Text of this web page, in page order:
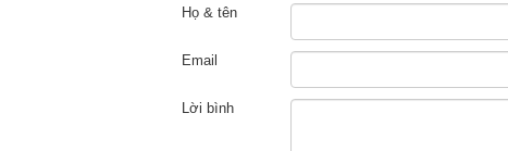
Họ & tên
Email
Lời bình